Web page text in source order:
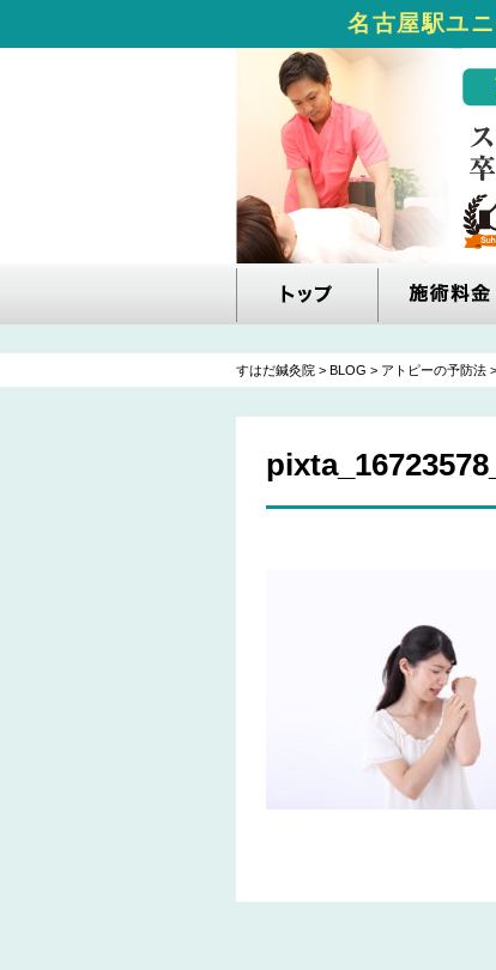
名古屋駅ユ
すはだ鍼灸院 > BLOG > アトピーの予防法 >